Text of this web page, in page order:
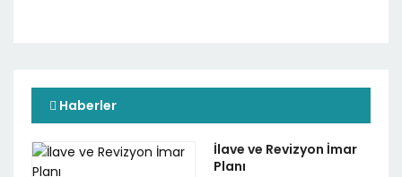
Haberler
İlave ve Revizyon İmar
Planı